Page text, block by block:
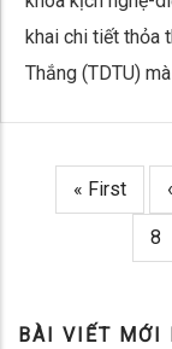
khai chi tiết thỏa
Thắng (TDTU)
Pagination
First
« First
8
BÀI VIẾT MỚI